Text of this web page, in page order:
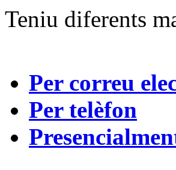
Teniu diferents
Per correu
Per telèfon